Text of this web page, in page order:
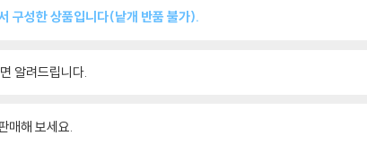
구성한 상품입니다(낱개 반품 불가).
알려드립니다.
매해 보세요.